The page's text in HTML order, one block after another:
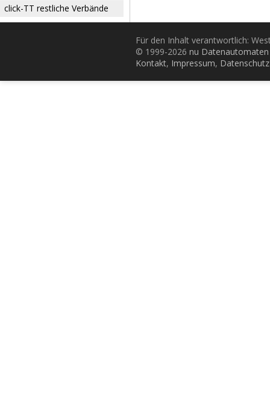
click-TT restliche Verbände
Für den Inhalt verantwortlich:
© 1999-2026 nu
Kontakt, Impressum, Datenschutz